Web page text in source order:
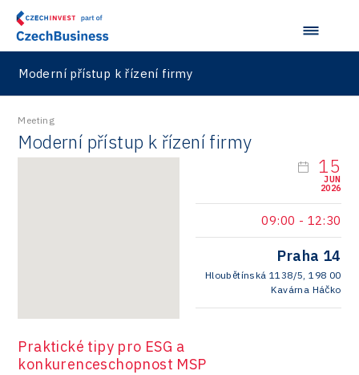
Moderní přístup k řízení firmy
Meeting
Moderní přístup k řízení firmy
15
JUN
2026
09:00 - 12:30
Praha 14
Hloubětínská 1138/5, 198 00
Kavárna Háčko
Praktické tipy pro ESG a
konkurenceschopnost MSP